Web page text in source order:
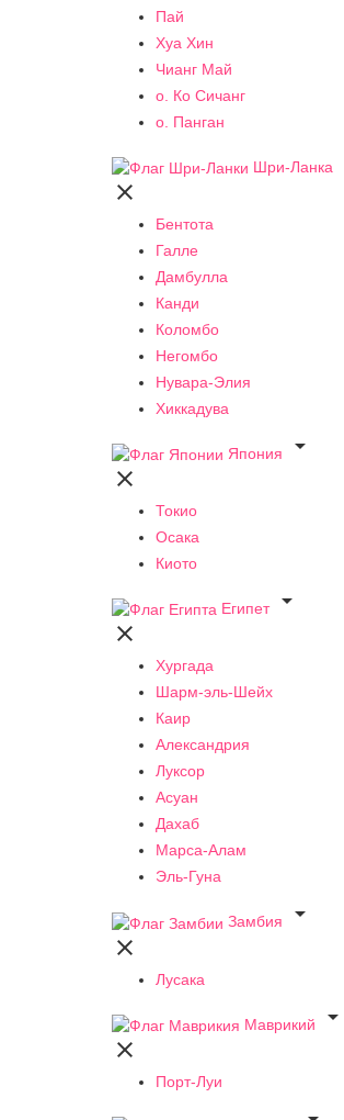
Пай
Хуа Хин
Чианг Май
о. Ко Сичанг
о. Панган
Шри-Ланка

Бентота
Галле
Дамбулла
Канди
Коломбо
Негомбо
Нувара-Элия
Хиккадува
Япония


Токио
Осака
Киото
Египет


Хургада
Шарм-эль-Шейх
Каир
Александрия
Луксор
Асуан
Дахаб
Марса-Алам
Эль-Гуна
Замбия


Лусака
Маврикий


Порт-Луи